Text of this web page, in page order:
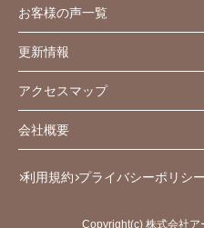
お客様の声一覧
更新情報
アクセスマップ
会社概要
利用規約 プライバシーポリシー
Copyright(c) 株式会社